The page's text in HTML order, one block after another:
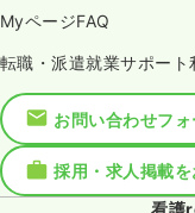
MyページFAQ
転職・派遣就業サポー
お問い合わせフォ
採用・求人掲載